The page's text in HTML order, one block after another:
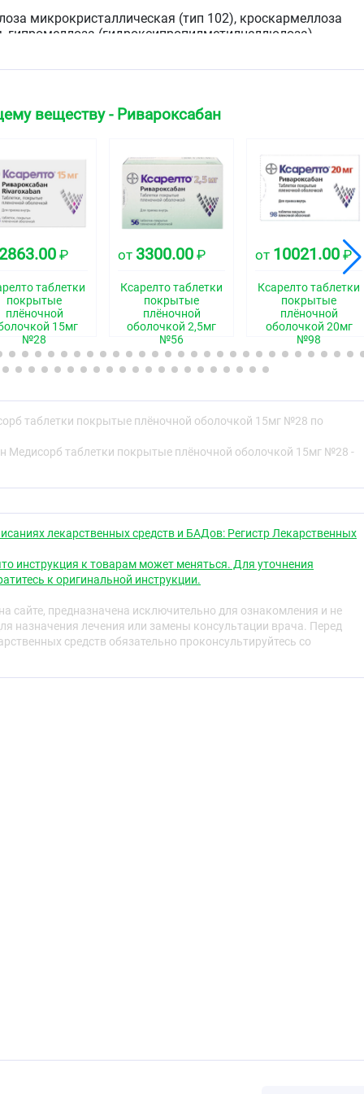
микрокристаллическая (тип 102), кроскармеллоза
гипромеллоза (гидроксипропилметилцеллюлоза),
®(04F250017), дозировка 20 мг — OPADRY
макрогол-4000 (ПЭГ), титана диоксид.
таблетки, покрытые плёночной оболочкой розово-
15 мг) или красно-коричневого цвета (дозировка
ядро белого цвета.
группа
Ха
прямой ингибитор фактора Xa, обладающий
при приёме внутрь.
центральную роль в коагуляционном каскаде, что
фибринового тромба и активации тромбоцитов
не ингибирует тромбин (активированный фактор II), а
влияния на тромбоциты.
ингибирование активности фактора Xa.
дозозависимое влияние на протромбиновое время (ПВ)
в плазме (r =0,98), если для анализа
При использовании других реактивов результаты
измерять в секундах, поскольку МНО
веществу - Ривароксабан
2863.00 ₽
таблетки
покрытые
плёночной
15мг
№28
от 3300.00 ₽
Ксарелто таблетки
покрытые
плёночной
оболочкой 2,5мг
№56
от 10021.00 ₽
Ксарелто таблетки
покрытые
плёночной
оболочкой 20мг
№98
таблетки покрытые плёночной оболочкой 15мг №28 по
Медисорб таблетки покрытые плёночной оболочкой 15мг №28 -
лекарственных средств и БАДов: Регистр Лекарственных
инструкция к товарам может меняться. Для уточнения
к оригинальной инструкции.
сайте, предназначена исключительно для ознакомления и не
назначения лечения или замены консультации врача. Перед
средств обязательно проконсультируйтесь со